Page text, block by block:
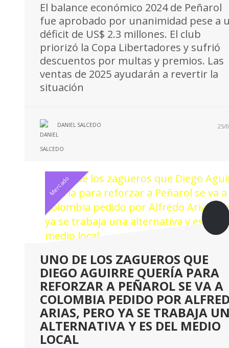
El balance económico 2024 de Peñarol
fue aprobado por unanimidad pese a
déficit de US$ 2.3 millones. El club
priorizó la Copa Libertadores y sufrió
descuentos por multas y premios. Las
ventas de 2025 ayudarán a revertir la
situación
DANIEL SALCEDO 25/
Mercado
UNO DE LOS ZAGUEROS QUE
DIEGO AGUIRRE QUERÍA PARA
REFORZAR A PEÑAROL SE VA A
COLOMBIA PEDIDO POR
ARIAS, PERO YA SE TRABAJA
ALTERNATIVA Y ES DEL MEDIO
LOCAL